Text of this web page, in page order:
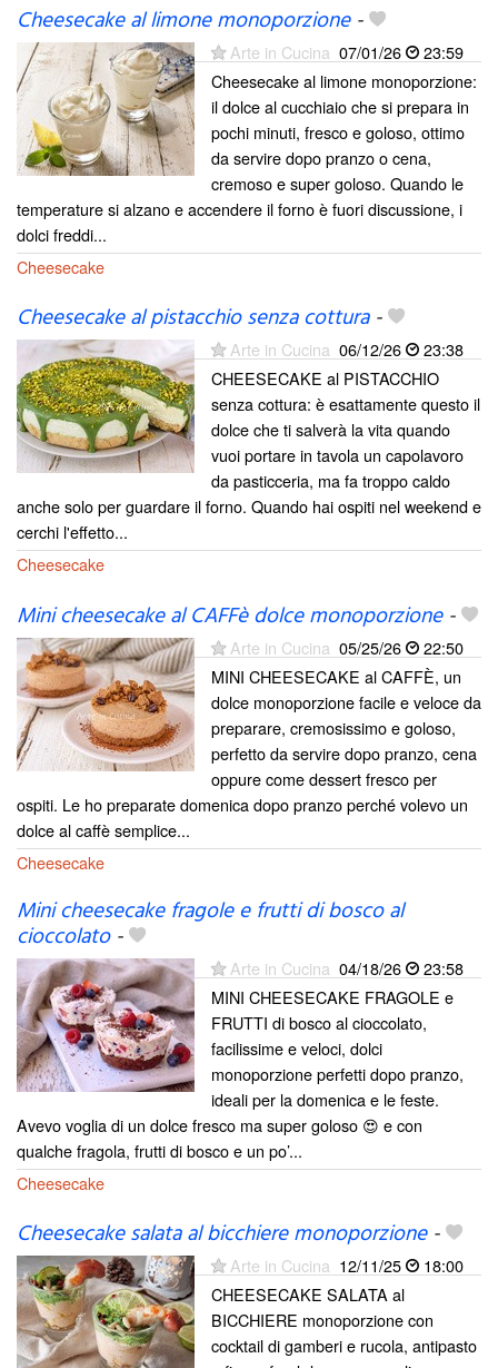
Cheesecake al limone monoporzione-
Arte in Cucina 07/01/26
23:59
Cheesecake al limone monoporzione:
il dolce al cucchiaio che si prepara in
pochi minuti, fresco e goloso, ottimo
da servire dopo pranzo o cena,
cremoso e super goloso. Quando le
temperature si alzano e accendere il forno è fuori discussione, i
dolci freddi...
Cheesecake
Cheesecake al pistacchio senza cottura-
Arte in Cucina 06/12/26
23:38
CHEESECAKE al PISTACCHIO
senza cottura: è esattamente questo il
dolce che ti salverà la vita quando
vuoi portare in tavola un capolavoro
da pasticceria, ma fa troppo caldo
anche solo per guardare il forno. Quando hai ospiti nel weekend e
cerchi l'effetto...
Cheesecake
Mini cheesecake al CAFFè dolce monoporzione-
Arte in Cucina 05/25/26
22:50
MINI CHEESECAKE al CAFFÈ, un
dolce monoporzione facile e veloce da
preparare, cremosissimo e goloso,
perfetto da servire dopo pranzo, cena
oppure come dessert fresco per
ospiti. Le ho preparate domenica dopo pranzo perché volevo un
dolce al caffè semplice...
Cheesecake
Mini cheesecake fragole e frutti di bosco al
cioccolato-
Arte in Cucina 04/18/26
23:58
MINI CHEESECAKE FRAGOLE e
FRUTTI di bosco al cioccolato,
facilissime e veloci, dolci
monoporzione perfetti dopo pranzo,
ideali per la domenica e le feste.
Avevo voglia di un dolce fresco ma super goloso 😍 e con
qualche fragola, frutti di bosco e un po’...
Cheesecake
Cheesecake salata al bicchiere monoporzione-
Arte in Cucina 12/11/25
18:00
CHEESECAKE SALATA al
BICCHIERE monoporzione con
cocktail di gamberi e rucola, antipasto